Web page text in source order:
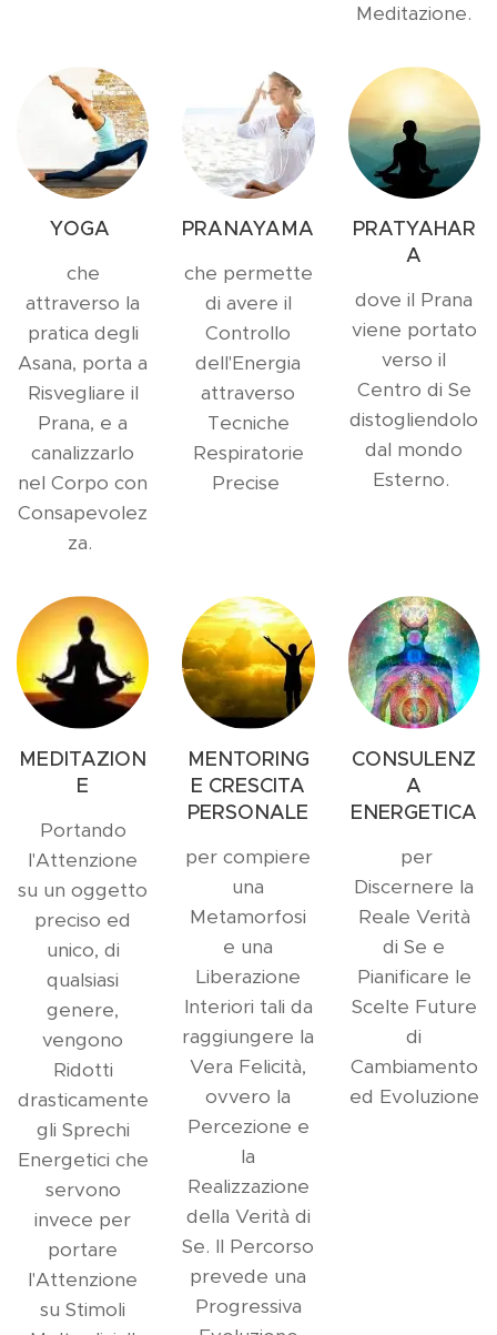
Meditazione.
YOGA
che
attraverso la
pratica degli
Asana, porta a
Risvegliare il
Prana, e a
canalizzarlo
nel Corpo con
Consapevolez
za.
PRANAYAMA
che permette
di avere il
Controllo
dell'Energia
attraverso
Tecniche
Respiratorie
Precise
PRATYAHAR
A
dove il Prana
viene portato
verso il
Centro di Se
distogliendolo
dal mondo
Esterno.
MEDITAZION
E
Portando
l'Attenzione
su un oggetto
preciso ed
unico, di
qualsiasi
genere,
vengono
Ridotti
drasticamente
gli Sprechi
Energetici che
servono
invece per
portare
l'Attenzione
su Stimoli
MENTORING
E CRESCITA
PERSONALE
per compiere
una
Metamorfosi
e una
Liberazione
Interiori tali da
raggiungere la
Vera Felicità,
ovvero la
Percezione e
la
Realizzazione
della Verità di
Se. Il Percorso
prevede una
Progressiva
CONSULENZ
A
ENERGETICA
per
Discernere la
Reale Verità
di Se e
Pianificare le
Scelte Future
di
Cambiamento
ed Evoluzione